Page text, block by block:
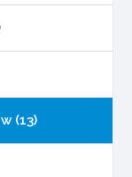
(13)